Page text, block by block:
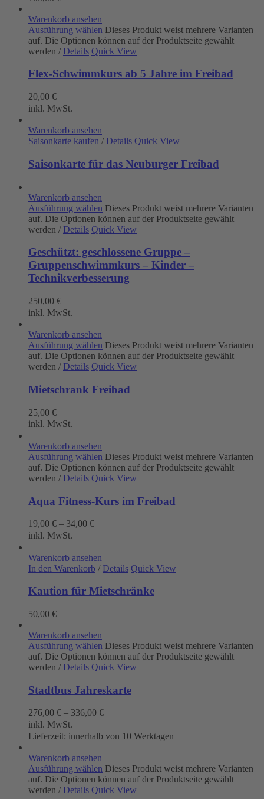
Warenkorb ansehen
Ausführung wählen Dieses Produkt weist mehrere Varianten
auf. Die Optionen können auf der Produktseite gewählt
werden / Details Quick View
Flex-Schwimmkurs ab 5 Jahre im Freibad
20,00 €
inkl. MwSt.
Warenkorb ansehen
Saisonkarte kaufen / Details Quick View
Saisonkarte für das Neuburger Freibad
Warenkorb ansehen
Ausführung wählen Dieses Produkt weist mehrere Varianten
auf. Die Optionen können auf der Produktseite gewählt
werden / Details Quick View
Geschützt: geschlossene Gruppe –
Gruppenschwimmkurs – Kinder –
Technikverbesserung
250,00 €
inkl. MwSt.
Warenkorb ansehen
Ausführung wählen Dieses Produkt weist mehrere Varianten
auf. Die Optionen können auf der Produktseite gewählt
werden / Details Quick View
Mietschrank Freibad
25,00 €
inkl. MwSt.
Warenkorb ansehen
Ausführung wählen Dieses Produkt weist mehrere Varianten
auf. Die Optionen können auf der Produktseite gewählt
werden / Details Quick View
Aqua Fitness-Kurs im Freibad
19,00 € – 34,00 €
inkl. MwSt.
Warenkorb ansehen
In den Warenkorb / Details Quick View
Kaution für Mietschränke
50,00 €
Warenkorb ansehen
Ausführung wählen Dieses Produkt weist mehrere Varianten
auf. Die Optionen können auf der Produktseite gewählt
werden / Details Quick View
Stadtbus Jahreskarte
276,00 € – 336,00 €
inkl. MwSt.
Lieferzeit: innerhalb von 10 Werktagen
Warenkorb ansehen
Ausführung wählen Dieses Produkt weist mehrere Varianten
auf. Die Optionen können auf der Produktseite gewählt
werden / Details Quick View